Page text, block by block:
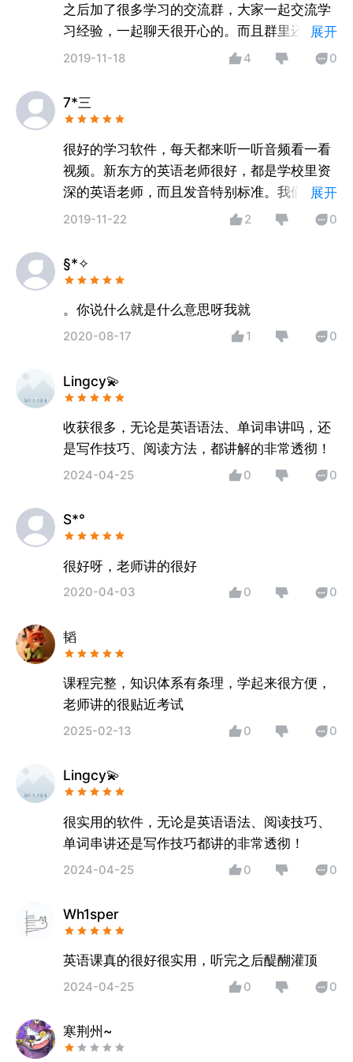
之后加了很多学习的交流群，大家一起交流学
习经验，一起聊天很开心的。而且群里还有老
师在线，随时可以为我们解难答惑。可以说学
展开
2019-11-18 4 0
7*三
很好的学习软件，每天都来听一听音频看一看
视频。新东方的英语老师很好，都是学校里资
深的英语老师，而且发音特别标准。我们可以
轻松过四级都是用APP的原因。现在准备考研
习就是要一点一点积累。
展开
2019-11-22 2 0
§*✧
。你说什么就是什么意思呀我就
2020-08-17 1 0
Lingcy💫
收获很多，无论是英语语法、单词串讲吗，还
是写作技巧、阅读方法，都讲解的非常透彻！
2024-04-25 0 0
S*°
很好呀，老师讲的很好
2020-04-03 0 0
韬
课程完整，知识体系有条理，学起来很方便，
老师讲的很贴近考试
2025-02-13 0 0
Lingcy💫
很实用的软件，无论是英语语法、阅读技巧、
单词串讲还是写作技巧都讲的非常透彻！
2024-04-25 0 0
Wh1sper
英语课真的很好很实用，听完之后醍醐灌顶
2024-04-25 0 0
寒荆州~